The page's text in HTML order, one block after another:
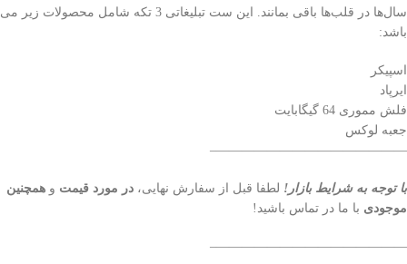
سال‌ها در قلب‌ها باقی بمانند. این ست تبلیغاتی 3 تکه شامل محصولات زیر می
باشد:
اسپیکر
ایرپاد
فلش مموری 64 گیگابایت
جعبه لوکس
———————————————–
با توجه به شرایط بازار! لطفا قبل از سفارش نهایی، در مورد قیمت و همچنین
موجودی با ما در تماس باشید!
———————————————–